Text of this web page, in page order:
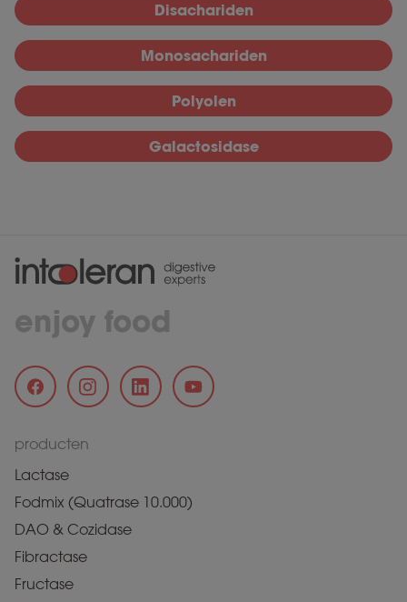
Disachariden
Monosachariden
Polyolen
Galactosidase
enjoy food
producten
Lactase
Fodmix (Quatrase 10.000)
DAO & Cozidase
Fibractase
Fructase